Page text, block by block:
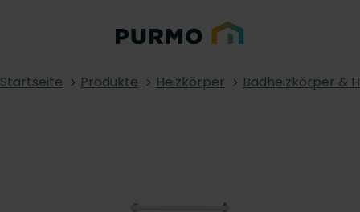
Startseite Produkte Heizkörper Badheizkörper &